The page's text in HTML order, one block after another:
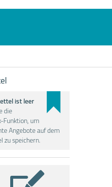
ist leer
die
Funktion, um
Angebote auf dem
zu speichern.